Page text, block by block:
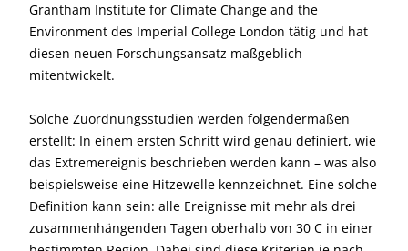
Grantham Institute for Climate Change and the
Environment des Imperial College London tätig und hat
diesen neuen Forschungsansatz maßgeblich
mitentwickelt.
Solche Zuordnungsstudien werden folgendermaßen
erstellt: In einem ersten Schritt wird genau definiert, wie
das Extremereignis beschrieben werden kann – was also
beispielsweise eine Hitzewelle kennzeichnet. Eine solche
Definition kann sein: alle Ereignisse mit mehr als drei
zusammenhängenden Tagen oberhalb von 30 C in einer